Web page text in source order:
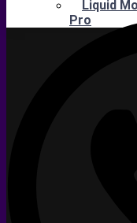
Liquid
Pro